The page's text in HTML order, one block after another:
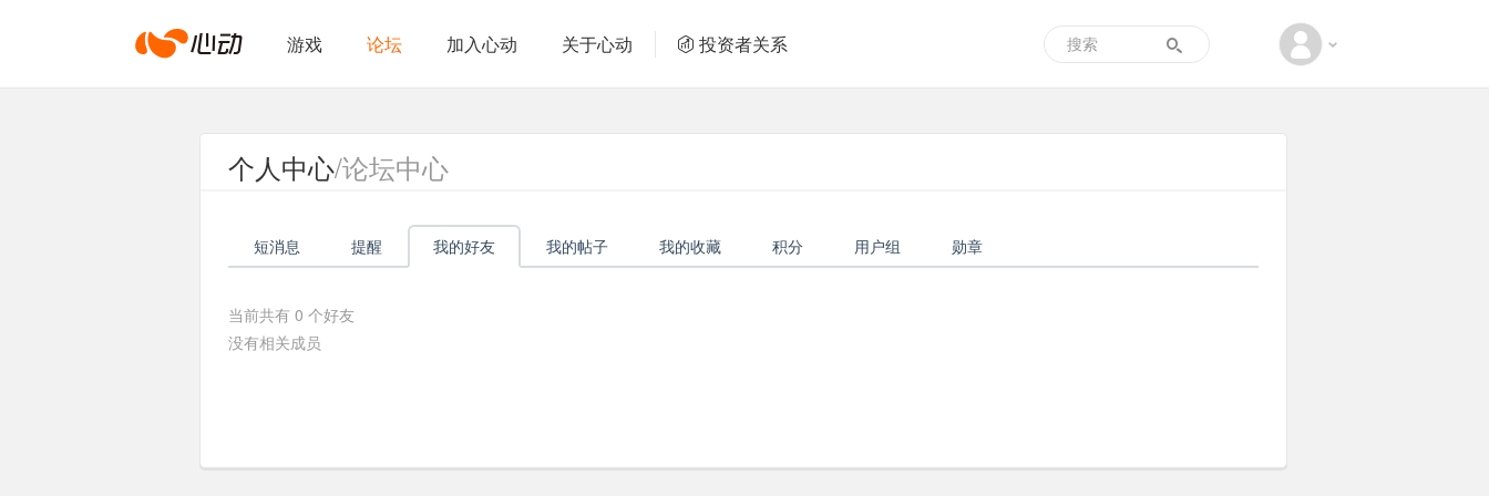
心
动
络
游戏 论坛 加入心动 关于心动 投资者关系
个人中心/论坛中心
短消息 提醒 我的好友 我的帖子 我的收藏 积分 用户组 勋章
当前共有 0 个好友
没有相关成员